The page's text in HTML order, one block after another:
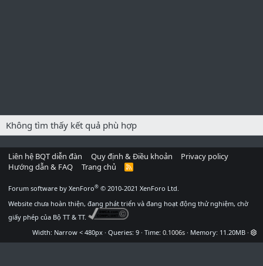
Không tìm thấy kết quả phù hợp
Liên hệ BQT diễn đàn Quy định & Điều khoản
Privacy policy
Hướng dẫn & FAQ
Trang chủ
R
Forum software by XenForo® © 2010-2021 XenForo Ltd.
Website chưa hoàn thiện, đang phát triển và đang hoạt động thử nghiệm, chờ
giấy phép của Bộ TT & TT.
Width
Queries 9 Time 0.1006s Memory 11.20MB